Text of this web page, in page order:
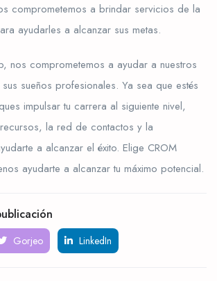
comprometemos a brindar servicios de la
ayudarles a alcanzar sus metas.
nos comprometemos a ayudar a nuestros
sueños profesionales. Ya sea que estés
impulsar tu carrera al siguiente nivel,
la red de contactos y la
a alcanzar el éxito. Elige CROM
ayudarte a alcanzar tu máximo potencial.
Gorjeo LinkedIn